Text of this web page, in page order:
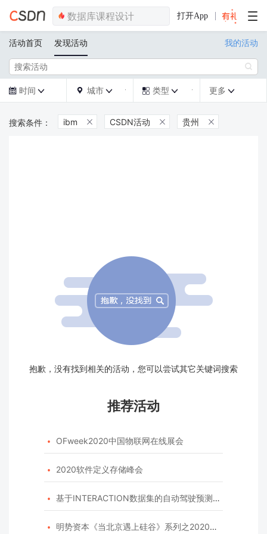
打开App
活动首页 发现活动 我的活动

 时间   城市   类型  更多 
ibm  CSDN活动  贵州 
抱歉，没有找到相关的活动，您可以尝试其它关键词搜索
推荐活动
 OFweek2020中国物联网在线展会
 2020软件定义存储峰会
 基于INTERACTION数据集的自动驾驶预测模型挑战赛
 明势资本《当北京遇上硅谷》系列之2020年度开源峰会